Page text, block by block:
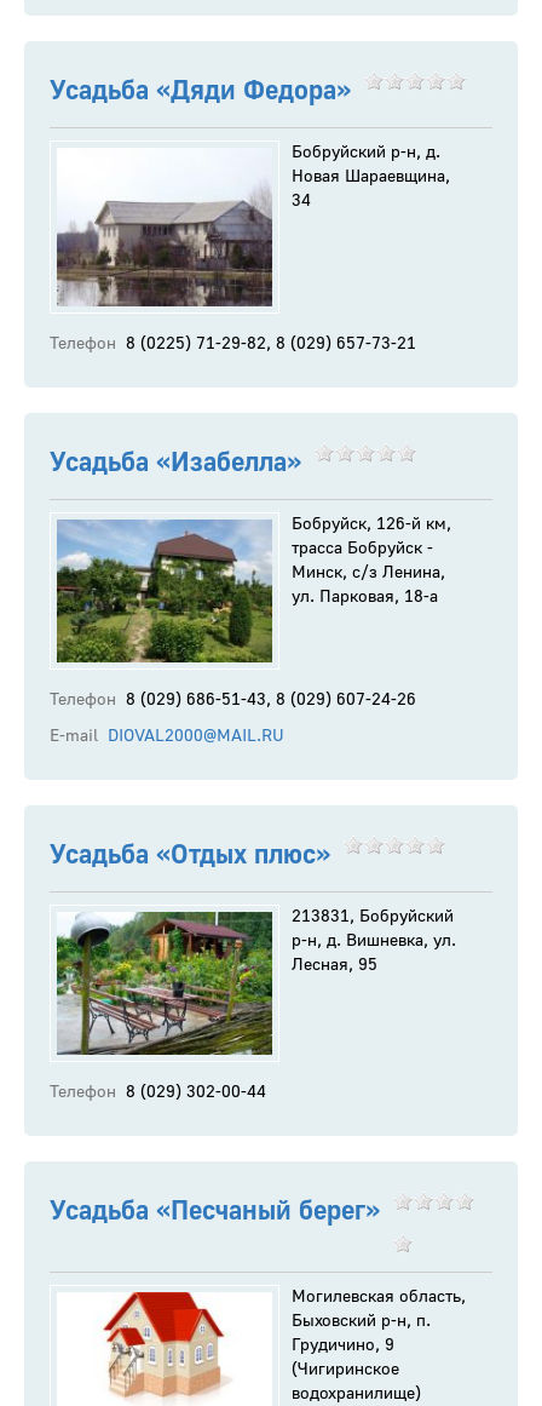
Усадьба «Дяди Федора»
Бобруйский р-н, д.
Новая Шараевщина,
34
Телефон 8 (0225) 71-29-82, 8 (029) 657-73-21
Усадьба «Изабелла»
Бобруйск, 126-й км,
трасса Бобруйск -
Минск, с/з Ленина,
ул. Парковая, 18-а
Телефон 8 (029) 686-51-43, 8 (029) 607-24-26
E-mail DIOVAL2000@MAIL.RU
Усадьба «Отдых плюс»
213831, Бобруйский
р-н, д. Вишневка, ул.
Лесная, 95
Телефон 8 (029) 302-00-44
Усадьба «Песчаный берег»
Могилевская область,
Быховский р-н, п.
Грудичино, 9
(Чигиринское
водохранилище)